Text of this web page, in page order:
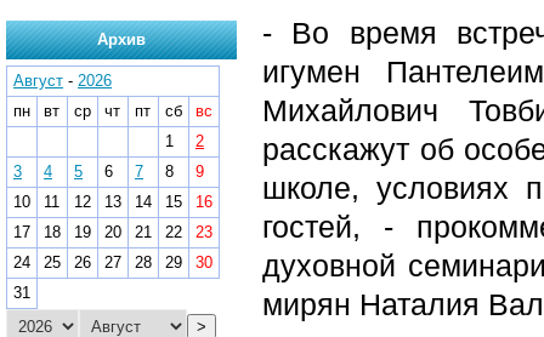
- Во время
игумен
Михайлович
расскажут об
школе, условиях
гостей, -
духовной
мирян Наталия
Архив
Август - 2026
пн
вт ср чт пт сб
вс
1
2
3
4 5 6 7 8
9
10
11 12 13 14 15
16
17
18 19 20 21 22
23
24
25 26 27 28 29
30
31
>